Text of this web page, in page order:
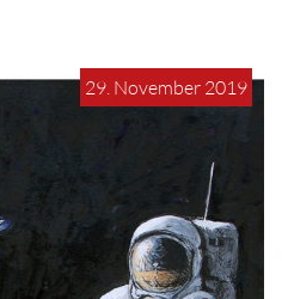
29. November 2019